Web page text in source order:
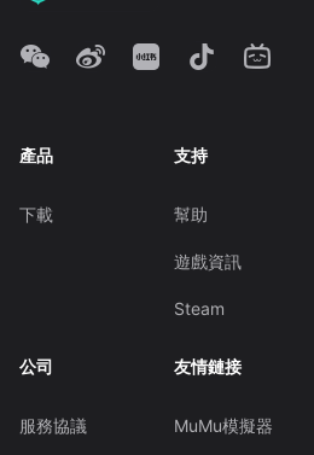
產品
下載
支持
幫助
遊戲資訊
Steam
公司
服務協議
友情鏈接
MuMu模擬器